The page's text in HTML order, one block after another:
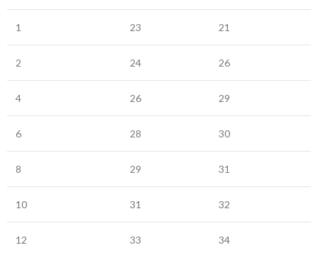
1 23 21
2 24 26
4 26 29
6 28 30
8 29 31
10 31 32
12 33 34